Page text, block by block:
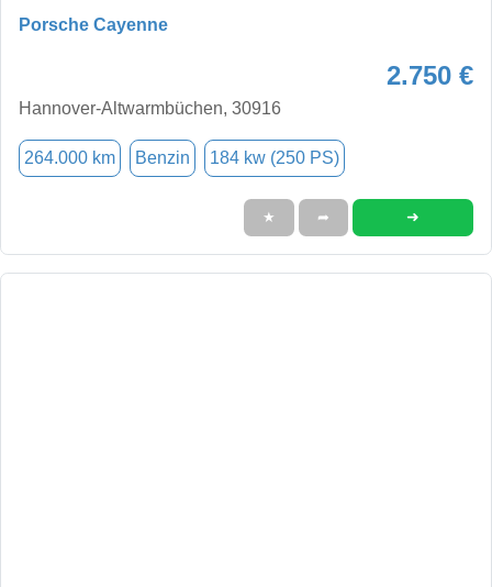
Porsche Cayenne
2.750 €
Hannover-Altwarmbüchen, 30916
264.000 km Benzin 184 kw (250 PS)
★ ➦ ➜